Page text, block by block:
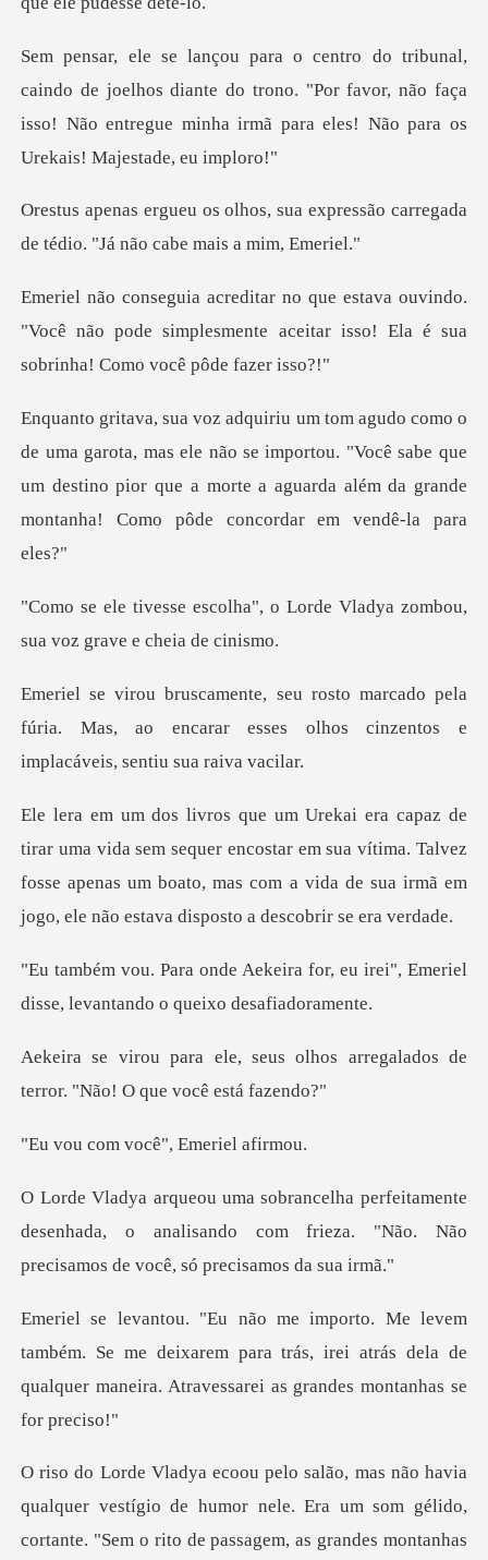
oelhos diante do trono. "Por favor, não faça
isso! Não entregue
ua expressão carregada
de tédio.
vindo.
"Você não pode simplesmente aceitar isso!
s ele não se importou. "Você sabe que
um destino pior que a morte a agua
, o Lorde Vladya zombou,
sua
o pela
fúria. Mas, ao encarar esses olhos cinz
equer encostar em sua vítima. Talvez
fosse apenas um boato, mas com a vid
for, eu irei", Emeriel
disse, leva
s olhos arregalados de
terror.
você", Emeri
ente
desenhada, o analisando com frieza. "Não. N
Se me deixarem para trás, irei atrás dela de
qualquer ma
de humor nele. Era um som gélido,
cortante. "Sem o rito de passagem, as g